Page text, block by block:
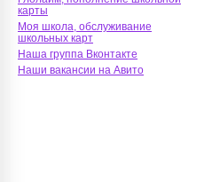
карты
Моя школа, обслуживание
школьных карт
Наша группа Вконтакте
Наши вакансии на Авито